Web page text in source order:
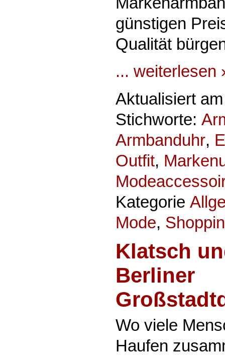
günstigen
Qualität
... weiterlesen
Aktualisiert
Stichworte:
Armbanduhr,
Outfit,
Kategorie
Mode,
Klatsch
Berliner
Wo viele
Haufen